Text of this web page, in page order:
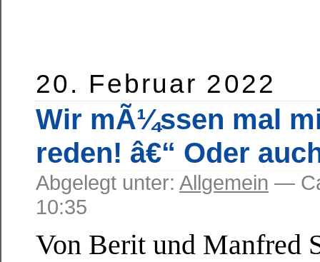
20. Februar 2022
Wir mÃ¼ssen mal
reden! â€“ Oder
Abgelegt unter: Allgemein —
10:35
Von Berit und Manfred